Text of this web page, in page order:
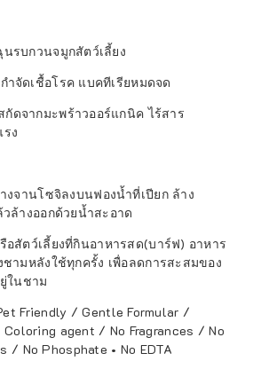
รบกวนจมูกสัตว์เลี้ยง
ำจัดเชื้อโรค แบคทีเรียหมดจด
ดจากมะพร้าวออร์แกนิค ไร้สาร
ง
งจานโซจิลงบนฟองน้ำที่เปียก ล้าง
ล้างออกด้วยน้ำสะอาด
สัตว์เลี้ยงที่กินอาหารสด(บาร์ฟ) อาหาร
ามหลังใช้ทุกครั้ง เพื่อลดการสะสมของ
ในชาม
Friendly / Gentle Formular /
agent / No Fragrances / No
/ No Phosphate • No EDTA